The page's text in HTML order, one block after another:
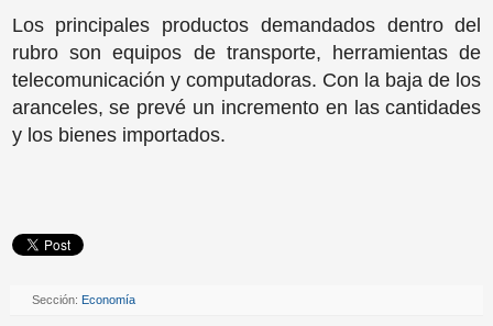
Los principales productos demandados dentro del
rubro son equipos de transporte, herramientas de
telecomunicación y computadoras. Con la baja de los
aranceles, se prevé un incremento en las cantidades
y los bienes importados.
Sección: Economía